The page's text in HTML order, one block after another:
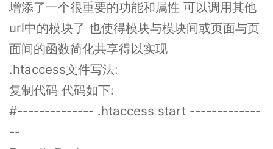
增添了一个很重要的功能和属性 可以调用其他
url中的模块了 也使得模块与模块间或页面与页
面间的函数简化共享得以实现
.htaccess文件写法:
复制代码 代码如下:
#-------------- .htaccess start -------------
--